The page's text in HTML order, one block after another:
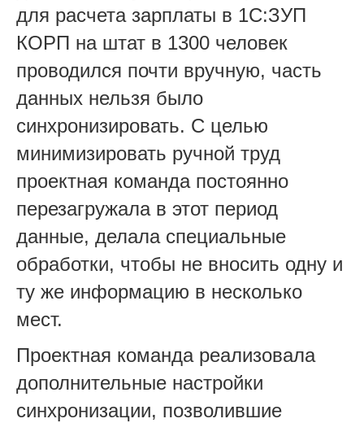
для расчета зарплаты в 1С:ЗУП
КОРП на штат в 1300 человек
проводился почти вручную, часть
данных нельзя было
синхронизировать. С целью
минимизировать ручной труд
проектная команда постоянно
перезагружала в этот период
данные, делала специальные
обработки, чтобы не вносить одну и
ту же информацию в несколько
мест.
Проектная команда реализовала
дополнительные настройки
синхронизации, позволившие